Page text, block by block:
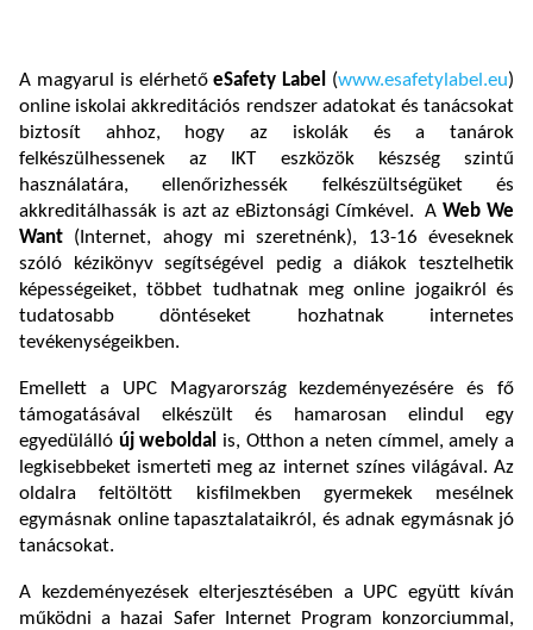
A magyarul is elérhetőeSafety Label (www.esafetylabel.eu)
online iskolai akkreditációs rendszer adatokat és tanácsokat
biztosít ahhoz, hogy az iskolák és a tanárok
felkészülhessenek az IKT eszközök készség szintű
használatára, ellenőrizhessék felkészültségüket és
akkreditálhassák is azt az eBiztonsági Címkével. AWeb We
Want (Internet, ahogy mi szeretnénk), 13-16 éveseknek
szóló kézikönyv segítségével pedig a diákok tesztelhetik
képességeiket, többet tudhatnak meg online jogaikról és
tudatosabb döntéseket hozhatnak internetes
tevékenységeikben.
Emellett a UPC Magyarország kezdeményezésére és fő
támogatásával elkészült és hamarosan elindul egy
egyedülálló új weboldal is, Otthon a neten címmel, amely a
legkisebbeket ismerteti meg az internet színes világával. Az
oldalra feltöltött kisfilmekben gyermekek mesélnek
egymásnak online tapasztalataikról, és adnak egymásnak jó
tanácsokat.
A kezdeményezések elterjesztésében a UPC együtt kíván
működni a hazai Safer Internet Program konzorciummal,